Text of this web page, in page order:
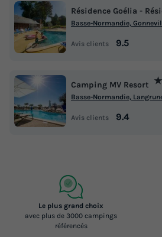
Résidence Goélia -
Basse-Normandie,
Avis clients 9.5
Camping MV Resort
Basse-Normandie,
Avis clients 9.4
Le plus grand choix
avec plus de 3000 campings
référencés